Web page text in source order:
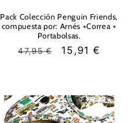
Pack Colección Penguin Friends,
compuesta por: Arnés +Correa +
Portabolsas.
Precio
47,95 €
Precio
15,91 €